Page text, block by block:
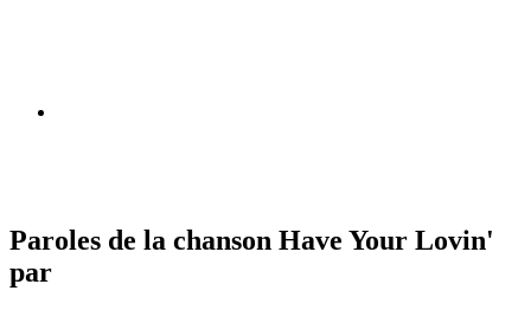
Paroles de la chanson Have Your Lovin'
par